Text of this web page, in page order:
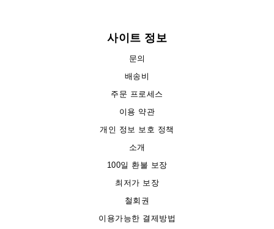
사이트 정보
문의
배송비
주문 프로세스
이용 약관
개인 정보 보호 정책
소개
100일 환불 보장
최저가 보장
철회권
이용가능한 결제방법